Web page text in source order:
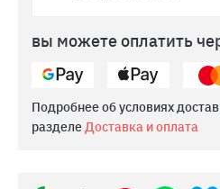
вы можете оплатить
Подробнее об условиях
разделеДоставка и оплата